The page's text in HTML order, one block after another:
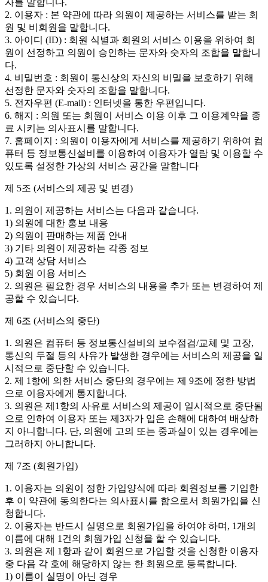
2. 이용자 : 본 약관에 따라 의원이 제공하는 서비스를 받는 회
원 및 비회원을 말합니다.
3. 아이디 (ID) : 회원 식별과 회원의 서비스 이용을 위하여 회
원이 선정하고 의원이 승인하는 문자와 숫자의 조합을 말합니
다.
4. 비밀번호 : 회원이 통신상의 자신의 비밀을 보호하기 위해
선정한 문자와 숫자의 조합을 말합니다.
5. 전자우편 (E-mail) : 인터넷을 통한 우편입니다.
6. 해지 : 의원 또는 회원이 서비스 이용 이후 그 이용계약을 종
료 시키는 의사표시를 말합니다.
7. 홈페이지 : 의원이 이용자에게 서비스를 제공하기 위하여 컴
퓨터 등 정보통신설비를 이용하여 이용자가 열람 및 이용할 수
있도록 설정한 가상의 서비스 공간을 말합니다
제 5조 (서비스의 제공 및 변경)
1. 의원이 제공하는 서비스는 다음과 같습니다.
1) 의원에 대한 홍보 내용
2) 의원이 판매하는 제품 안내
3) 기타 의원이 제공하는 각종 정보
4) 고객 상담 서비스
5) 회원 이용 서비스
2. 의원은 필요한 경우 서비스의 내용을 추가 또는 변경하여 제
공할 수 있습니다.
제 6조 (서비스의 중단)
1. 의원은 컴퓨터 등 정보통신설비의 보수점검/교체 및 고장,
통신의 두절 등의 사유가 발생한 경우에는 서비스의 제공을 일
시적으로 중단할 수 있습니다.
2. 제 1항에 의한 서비스 중단의 경우에는 제 9조에 정한 방법
으로 이용자에게 통지합니다.
3. 의원은 제1항의 사유로 서비스의 제공이 일시적으로 중단됨
으로 인하여 이용자 또는 제3자가 입은 손해에 대하여 배상하
지 아니합니다. 단, 의원에 고의 또는 중과실이 있는 경우에는
그러하지 아니합니다.
제 7조 (회원가입)
1. 이용자는 의원이 정한 가입양식에 따라 회원정보를 기입한
후 이 약관에 동의한다는 의사표시를 함으로서 회원가입을 신
청합니다.
2. 이용자는 반드시 실명으로 회원가입을 하여야 하며, 1개의
이름에 대해 1건의 회원가입 신청을 할 수 있습니다.
3. 의원은 제 1항과 같이 회원으로 가입할 것을 신청한 이용자
중 다음 각 호에 해당하지 않는 한 회원으로 등록합니다.
1) 이름이 실명이 아닌 경우